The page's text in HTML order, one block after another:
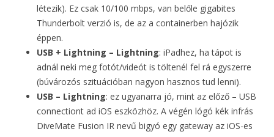
létezik). Ez csak 10/100 mbps, van belőle gigabites
Thunderbolt verzió is, de az a containerben hajózik
éppen.
USB + Lightning – Lightning: iPadhez, ha tápot is
adnál neki meg fotót/videót is töltenél fel rá egyszerre
(búvározós szituációban nagyon hasznos tud lenni).
USB – Lightning: ez ugyanarra jó, mint az előző – USB
connectiont ad iOS eszközhöz. A végén lógó kék infrás
DiveMate Fusion IR nevű bigyó egy gateway az iOS-es